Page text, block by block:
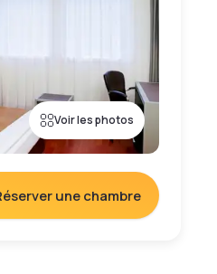
Voir les photos
une chambre